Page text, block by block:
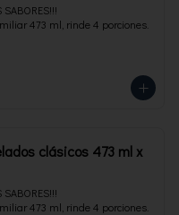
SABORES!!!
473 ml, rinde 4 porciones.
clásicos 473 ml x
SABORES!!!
473 ml, rinde 4 porciones.